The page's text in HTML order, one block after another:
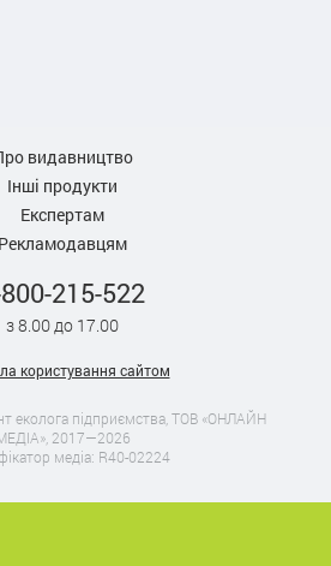
видавництво
Інші продукти
Експертам
Рекламодавцям
215-522
з 8.00 до 17.00
користування сайтом
еколога підприємства, ТОВ «ОНЛАЙН
2017—2026
медіа: R40-02224